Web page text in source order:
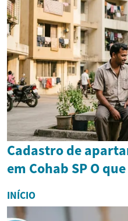
Cadastro de
em Cohab SP O
INÍCIO